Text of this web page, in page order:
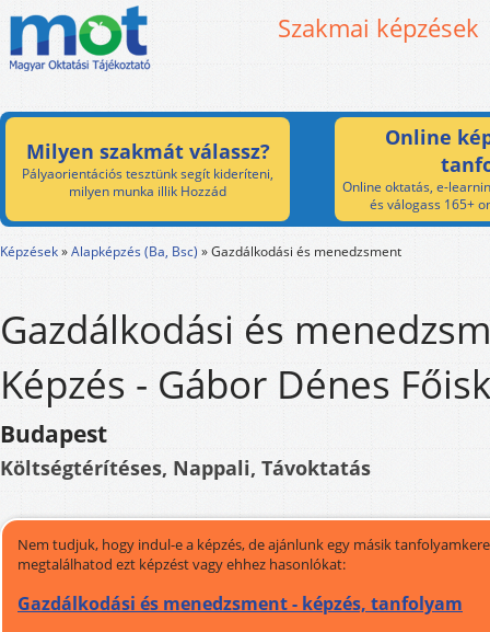
Szakmai képzések
Milyen szakmát válassz?
Pályaorientációs tesztünk segít kideríteni,
milyen munka illik Hozzád
Online
Online oktatás, e-
és válogass 165+
Képzések»Alapképzés (Ba, Bsc) »Gazdálkodási és menedzsment
Gazdálkodási és
Képzés - Gábor Dénes
Budapest
Költségtérítéses, Nappali, Távoktatás
Nem tudjuk, hogy indul-e a képzés, de ajánlunk egy másik
megtalálhatod ezt képzést vagy ehhez hasonlókat:
Gazdálkodási és menedzsment - képzés, tanfolyam